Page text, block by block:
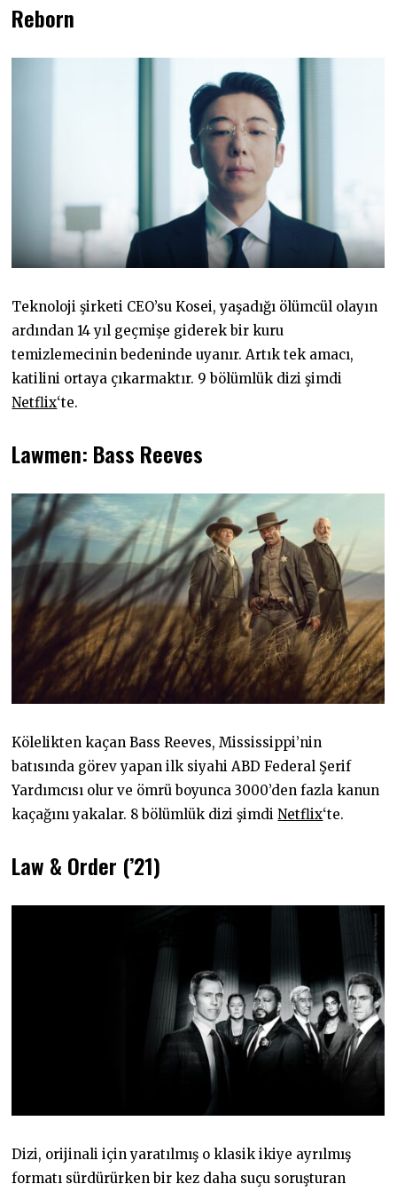
Reborn
Teknoloji şirketi CEO’su Kosei, yaşadığı ölümcül olayın
ardından 14 yıl geçmişe giderek bir kuru
temizlemecinin bedeninde uyanır. Artık tek amacı,
katilini ortaya çıkarmaktır. 9 bölümlük dizi şimdi
Netflix‘te.
Lawmen: Bass Reeves
Kölelikten kaçan Bass Reeves, Mississippi’nin
batısında görev yapan ilk siyahi ABD Federal Şerif
Yardımcısı olur ve ömrü boyunca 3000’den fazla kanun
kaçağını yakalar. 8 bölümlük dizi şimdiNetflix‘te.
Law & Order (’21)
Dizi, orijinali için yaratılmış o klasik ikiye ayrılmış
formatı sürdürürken bir kez daha suçu soruşturan